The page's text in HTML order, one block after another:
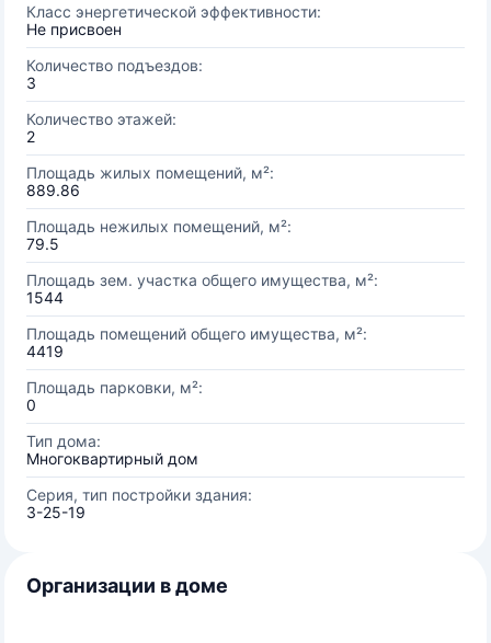
Класс энергетической эффективности:
Не присвоен
Количество подъездов:
3
Количество этажей:
2
Площадь жилых помещений, м²:
889.86
Площадь нежилых помещений, м²:
79.5
Площадь зем. участка общего имущества, м²:
1544
Площадь помещений общего имущества, м²:
4419
Площадь парковки, м²:
0
Тип дома:
Многоквартирный дом
Серия, тип постройки здания:
3-25-19
Организации в доме